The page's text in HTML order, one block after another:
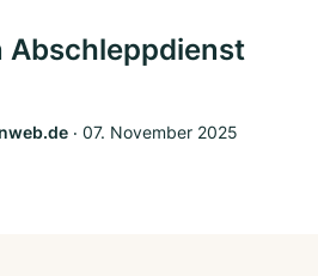
Abschleppdienst
‧ 07. November 2025